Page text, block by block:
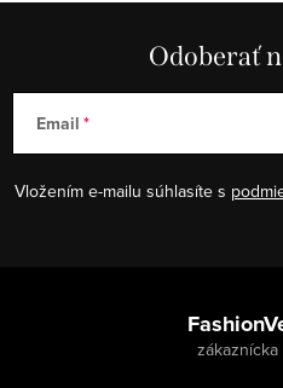
Odoberať
Email
Vložením e-mailu súhlasíte s